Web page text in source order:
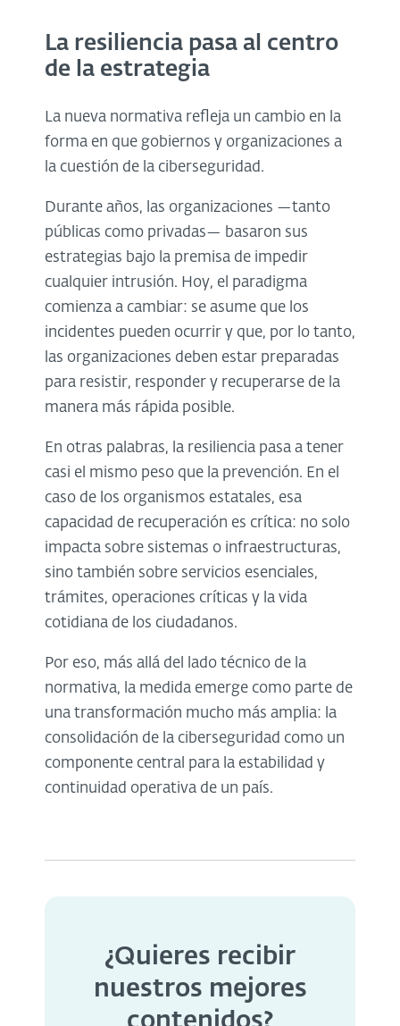
La resiliencia pasa al centro
de la estrategia
La nueva normativa refleja un cambio en la
forma en que gobiernos y organizaciones a
la cuestión de la ciberseguridad.
Durante años, las organizaciones —tanto
públicas como privadas— basaron sus
estrategias bajo la premisa de impedir
cualquier intrusión. Hoy, el paradigma
comienza a cambiar: se asume que los
incidentes pueden ocurrir y que, por lo tanto,
las organizaciones deben estar preparadas
para resistir, responder y recuperarse de la
manera más rápida posible.
En otras palabras, la resiliencia pasa a tener
casi el mismo peso que la prevención. En el
caso de los organismos estatales, esa
capacidad de recuperación es crítica: no solo
impacta sobre sistemas o infraestructuras,
sino también sobre servicios esenciales,
trámites, operaciones críticas y la vida
cotidiana de los ciudadanos.
Por eso, más allá del lado técnico de la
normativa, la medida emerge como parte de
una transformación mucho más amplia: la
consolidación de la ciberseguridad como un
componente central para la estabilidad y
continuidad operativa de un país.
¿Quieres recibir
nuestros mejores